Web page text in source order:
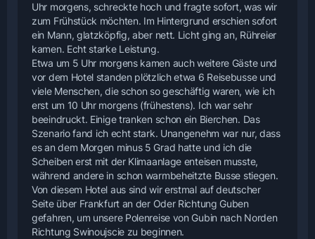
Uhr morgens, schreckte hoch und fragte sofort, was wir
zum Frühstück möchten. Im Hintergrund erschien sofort
ein Mann, glatzköpfig, aber nett. Licht ging an, Rühreier
kamen. Echt starke Leistung.
Etwa um 5 Uhr morgens kamen auch weitere Gäste und
vor dem Hotel standen plötzlich etwa 6 Reisebusse und
viele Menschen, die schon so geschäftig waren, wie ich
erst um 10 Uhr morgens (frühestens). Ich war sehr
beeindruckt. Einige tranken schon ein Bierchen. Das
Szenario fand ich echt stark. Unangenehm war nur, dass
es an dem Morgen minus 5 Grad hatte und ich die
Scheiben erst mit der Klimaanlage enteisen musste,
während andere in schon warmbeheitzte Busse stiegen.
Von diesem Hotel aus sind wir erstmal auf deutscher
Seite über Frankfurt an der Oder Richtung Guben
gefahren, um unsere Polenreise von Gubin nach Norden
Richtung Swinoujscie zu beginnen.